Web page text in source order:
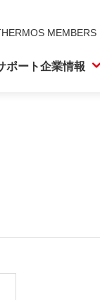
MEMBERS
ポート企業情報